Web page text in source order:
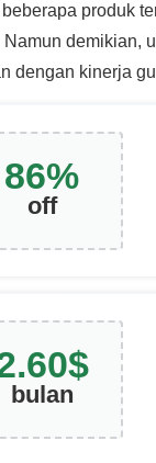
produk
Namun demikian,
dengan kinerja
86%
off
$
bulan